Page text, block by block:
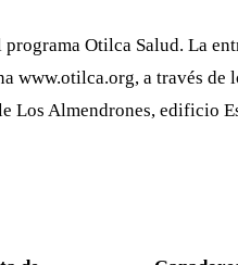
Otilca Salud. La
www.otilca.org, a través
Los Almendrones, edificio